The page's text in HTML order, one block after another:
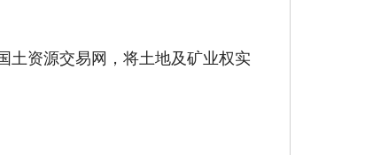
资源交易网，将土地及矿业权实